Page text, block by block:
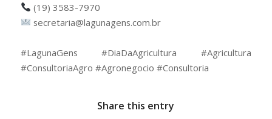
(19) 3583-7970
secretaria@lagunagens.com.br
#LagunaGens #DiaDaAgricultura #Agricultura
#ConsultoriaAgro #Agronegocio #Consultoria
Share this entry